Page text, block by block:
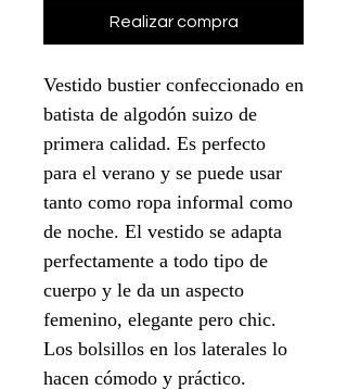
Realizar compra
Vestido bustier confeccionado en
batista de algodón suizo de
primera calidad. Es perfecto
para el verano y se puede usar
tanto como ropa informal como
de noche. El vestido se adapta
perfectamente a todo tipo de
cuerpo y le da un aspecto
femenino, elegante pero chic.
Los bolsillos en los laterales lo
hacen cómodo y práctico.